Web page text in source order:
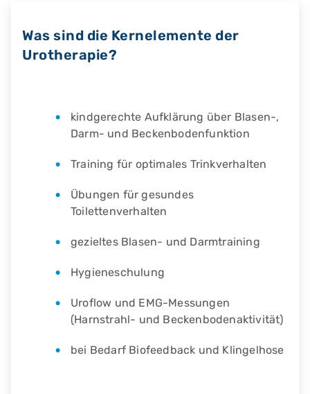
Was sind die Kernelemente der
Urotherapie?
kindgerechte Aufklärung über Blasen-,
Darm- und Beckenbodenfunktion
Training für optimales Trinkverhalten
Übungen für gesundes
Toilettenverhalten
gezieltes Blasen- und Darmtraining
Hygieneschulung
Uroflow und EMG-Messungen
(Harnstrahl- und Beckenbodenaktivität)
bei Bedarf Biofeedback und Klingelhose